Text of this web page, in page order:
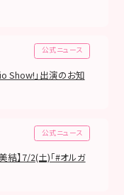
公式ニュース
Show!」出演のお知
公式ニュース
結】7/2(土)「#オルガ